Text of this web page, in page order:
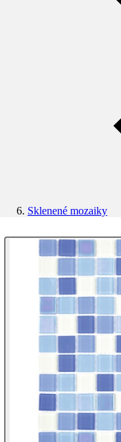
Sklenené mozaiky